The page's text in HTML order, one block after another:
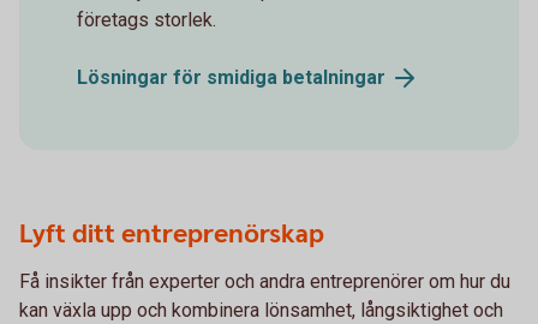
företags storlek.
Lösningar för smidiga betalningar
Lyft ditt entreprenörskap
Få insikter från experter och andra entreprenörer om hur du
kan växla upp och kombinera lönsamhet, långsiktighet och